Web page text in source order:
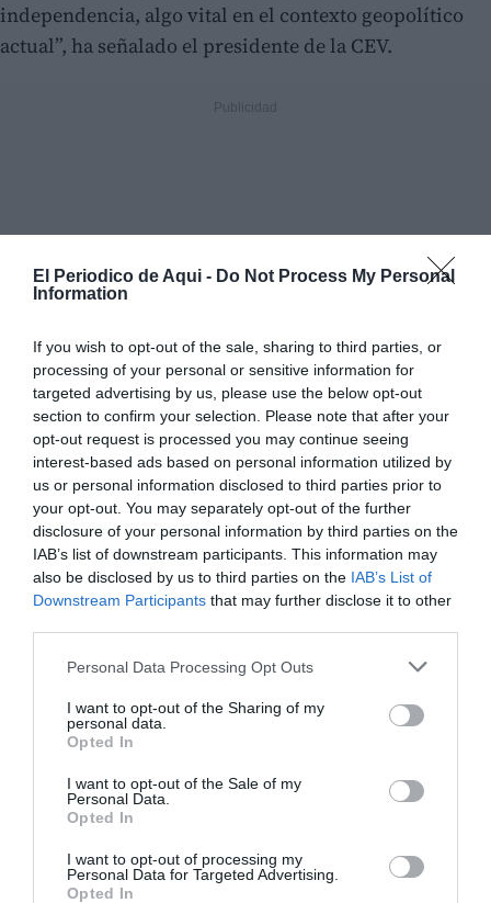
El Periodico de Aqui - Do Not Process My Personal
Information
If you wish to opt-out of the sale, sharing to third parties, or
processing of your personal or sensitive information for
targeted advertising by us, please use the below opt-out
section to confirm your selection. Please note that after your
opt-out request is processed you may continue seeing
interest-based ads based on personal information utilized by
us or personal information disclosed to third parties prior to
your opt-out. You may separately opt-out of the further
disclosure of your personal information by third parties on the
IAB’s list of downstream participants. This information may
also be disclosed by us to third parties on the IAB’s List of
Downstream Participants that may further disclose it to other
Personal Data Processing Opt Outs
I want to opt-out of the Sharing of my
personal data.
Opted In
I want to opt-out of the Sale of my
Personal Data.
Opted In
I want to opt-out of processing my
Personal Data for Targeted Advertising.
Opted In
independencia, algo vital en el contexto geopolítico
actual”, ha señalado el presidente de la CEV.